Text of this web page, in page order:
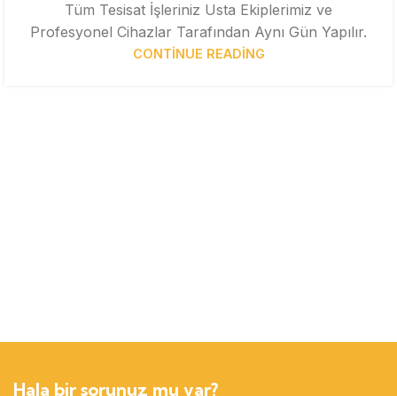
Tüm Tesisat İşleriniz Usta Ekiplerimiz ve
Profesyonel Cihazlar Tarafından Aynı Gün Yapılır.
CONTINUE READING
Hala bir sorunuz mu var?